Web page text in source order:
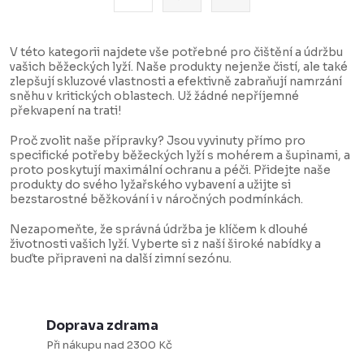
c
í
p
r
v
k
y
v
ý
p
á
n
k
o
v
á
n
V této kategorii najdete vše potřebné pro čištění a údržbu
vašich běžeckých lyží. Naše produkty nejenže čistí, ale také
zlepšují skluzové vlastnosti a efektivně zabraňují namrzání
sněhu v kritických oblastech. Už žádné nepříjemné
překvapení na trati!
Proč zvolit naše přípravky? Jsou vyvinuty přímo pro
specifické potřeby běžeckých lyží s mohérem a šupinami, a
proto poskytují maximální ochranu a péči. Přidejte naše
produkty do svého lyžařského vybavení a užijte si
bezstarostné běžkování i v náročných podmínkách.
Nezapomeňte, že správná údržba je klíčem k dlouhé
životnosti vašich lyží. Vyberte si z naší široké nabídky a
buďte připraveni na další zimní sezónu.
Doprava zdrama
Při nákupu nad 2300 Kč